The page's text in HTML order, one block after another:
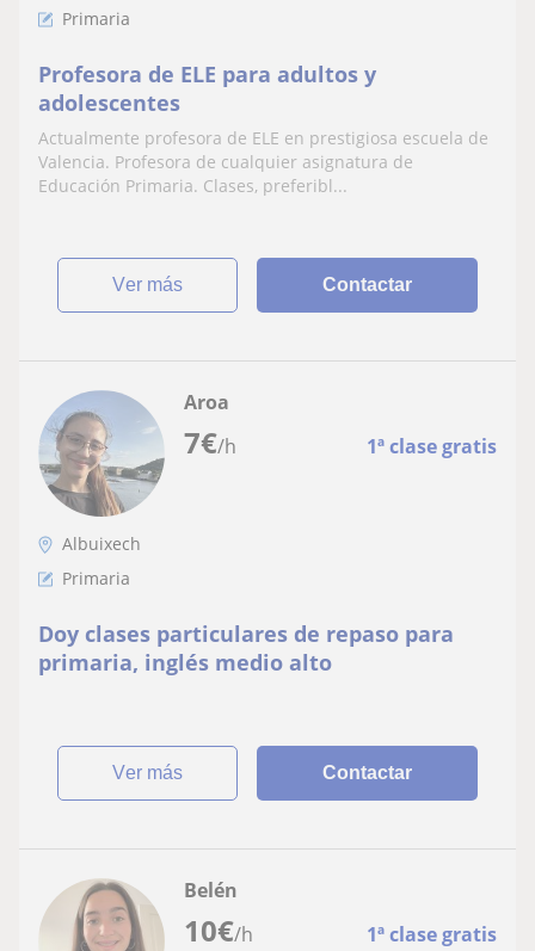
Primaria
Profesora de ELE para adultos y
adolescentes
Actualmente profesora de ELE en prestigiosa escuela de
Valencia. Profesora de cualquier asignatura de
Educación Primaria. Clases, preferibl...
ver más Contactar
7€/h 1ª clase gratis
Aroa
Albuixech
Primaria
Doy clases particulares de repaso para
primaria, inglés medio alto
ver más Contactar
10€/h 1ª clase gratis
Belén